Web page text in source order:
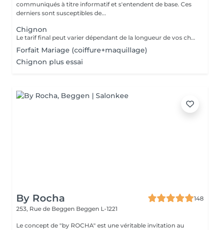
communiqués à titre informatif et s'entendent de base. Ces
derniers sont susceptibles de...
Chignon
Le tarif final peut varier dépendant de la longueur de vos cheveux ainsi que des soins et produits utilisés.
Forfait Mariage (coiffure+maquillage)
Chignon plus essai
By Rocha
148
253, Rue de Beggen Beggen L-1221
Le concept de "by ROCHA" est une véritable invitation au